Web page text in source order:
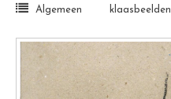
Algemeen klaasbeelden